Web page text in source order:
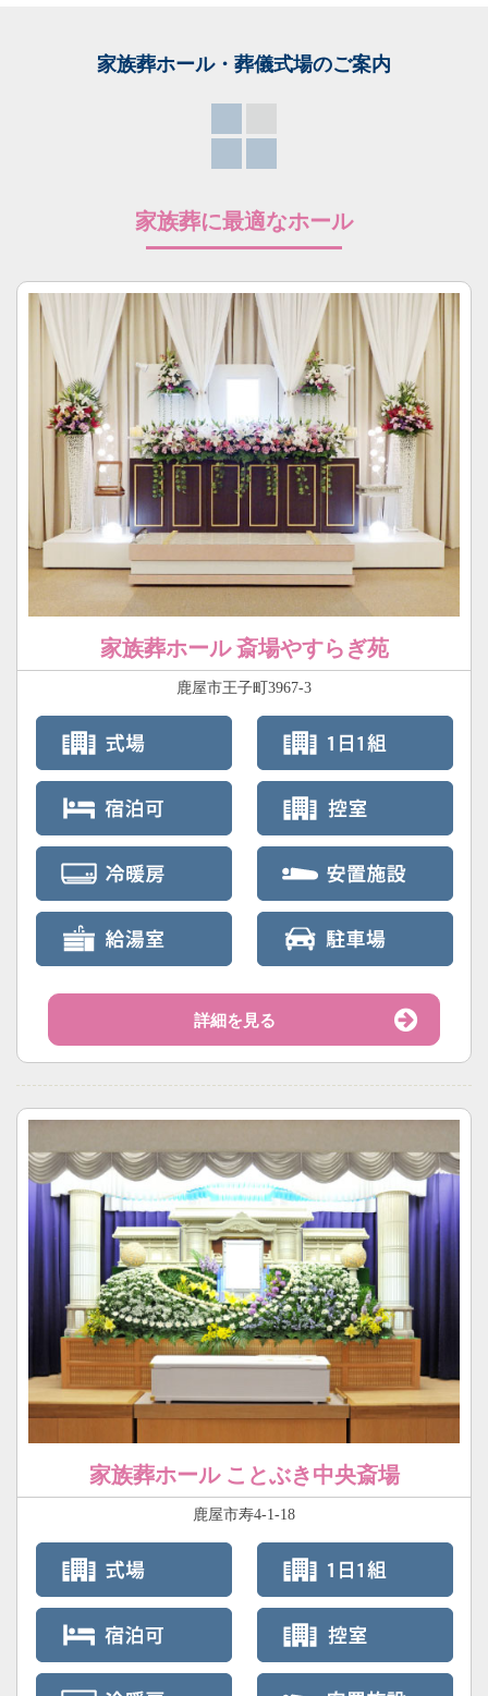
家族葬ホール・葬儀式場のご案内
家族葬に最適なホール
家族葬ホール 斎場やすらぎ苑
鹿屋市王子町3967-3
詳細を見る
家族葬ホール ことぶき中央斎場
鹿屋市寿4-1-18